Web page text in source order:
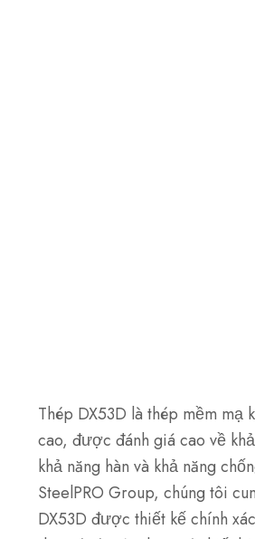
Thép DX53D là thép mềm mạ
cao, được đánh giá cao về
khả năng hàn và khả năng
SteelPRO Group, chúng tôi
DX53D được thiết kế chính